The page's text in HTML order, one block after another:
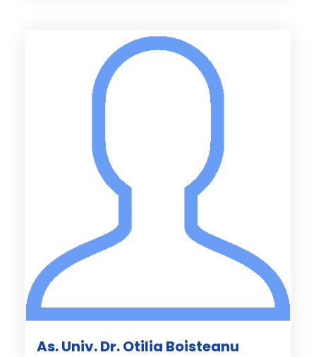
As. Univ. Dr. Otilia Boisteanu